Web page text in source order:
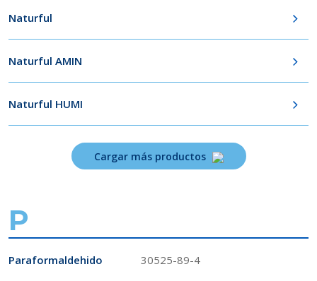
Naturful
Naturful AMIN
Naturful HUMI
Cargar más productos
P
Paraformaldehido 30525-89-4